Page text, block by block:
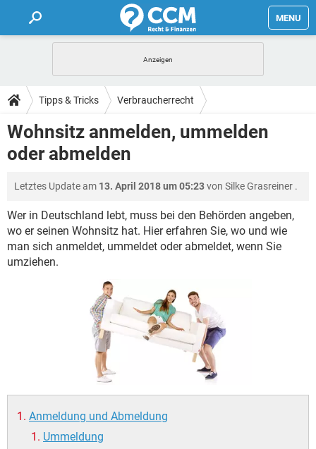
MENU
FORUM
TIPPS
LEXIKON
Tipps & Tricks Verbraucherrecht
Wohnsitz anmelden, ummelden
oder abmelden
Letztes Update am 13. April 2018 um 05:23von Silke Grasreiner .
Wer in Deutschland lebt, muss bei den Behörden angeben,
wo er seinen Wohnsitz hat. Hier erfahren Sie, wo und wie
man sich anmeldet, ummeldet oder abmeldet, wenn Sie
umziehen.
Anmeldung und Abmeldung
Ummeldung